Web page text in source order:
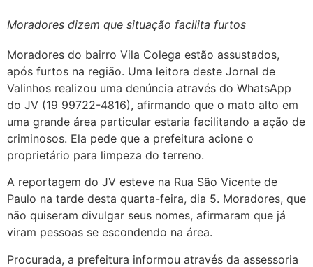
Moradores dizem que situação facilita furtos
Moradores do bairro Vila Colega estão assustados,
após furtos na região. Uma leitora deste Jornal de
Valinhos realizou uma denúncia através do WhatsApp
do JV (19 99722-4816), afirmando que o mato alto em
uma grande área particular estaria facilitando a ação de
criminosos. Ela pede que a prefeitura acione o
proprietário para limpeza do terreno.
A reportagem do JV esteve na Rua São Vicente de
Paulo na tarde desta quarta-feira, dia 5. Moradores, que
não quiseram divulgar seus nomes, afirmaram que já
viram pessoas se escondendo na área.
Procurada, a prefeitura informou através da assessoria